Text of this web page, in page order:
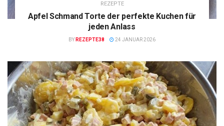
REZEPTE
Apfel Schmand Torte der perfekte Kuchen für
jeden Anlass
BY REZEPTE38 24 JANUAR 2026